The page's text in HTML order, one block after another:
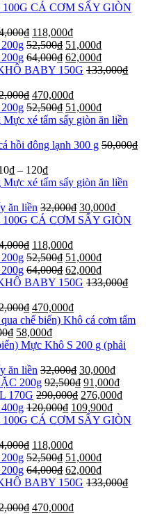
CÁ CƠM SẤY GIÒN
₫ 118,000₫
52,500₫ 51,000₫
64,000₫ 62,000₫
BABY 150G 133,000₫
₫ 470,000₫
52,500₫ 51,000₫
Mực xé tẩm sấy giòn ăn liền
hồi đông lạnh 300 g 50,000₫
₫ – 120₫
Mực xé tẩm sấy giòn ăn liền
ăn liền 32,000₫ 30,000₫
CÁ CƠM SẤY GIÒN
₫ 118,000₫
52,500₫ 51,000₫
64,000₫ 62,000₫
BABY 150G 133,000₫
₫ 470,000₫
Khô cá cơm tẩm
₫ 58,000₫
Mực Khô S 200 g (phải
ăn liền 32,000₫ 30,000₫
200g 92,500₫ 91,000₫
170G 290,000₫ 276,000₫
120,000₫ 109,900₫
CÁ CƠM SẤY GIÒN
₫ 118,000₫
52,500₫ 51,000₫
64,000₫ 62,000₫
BABY 150G 133,000₫
₫ 470,000₫